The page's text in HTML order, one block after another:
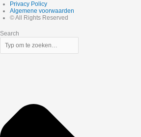
Privacy Policy
Algemene voorwaarden
© All Rights Reserved
Search